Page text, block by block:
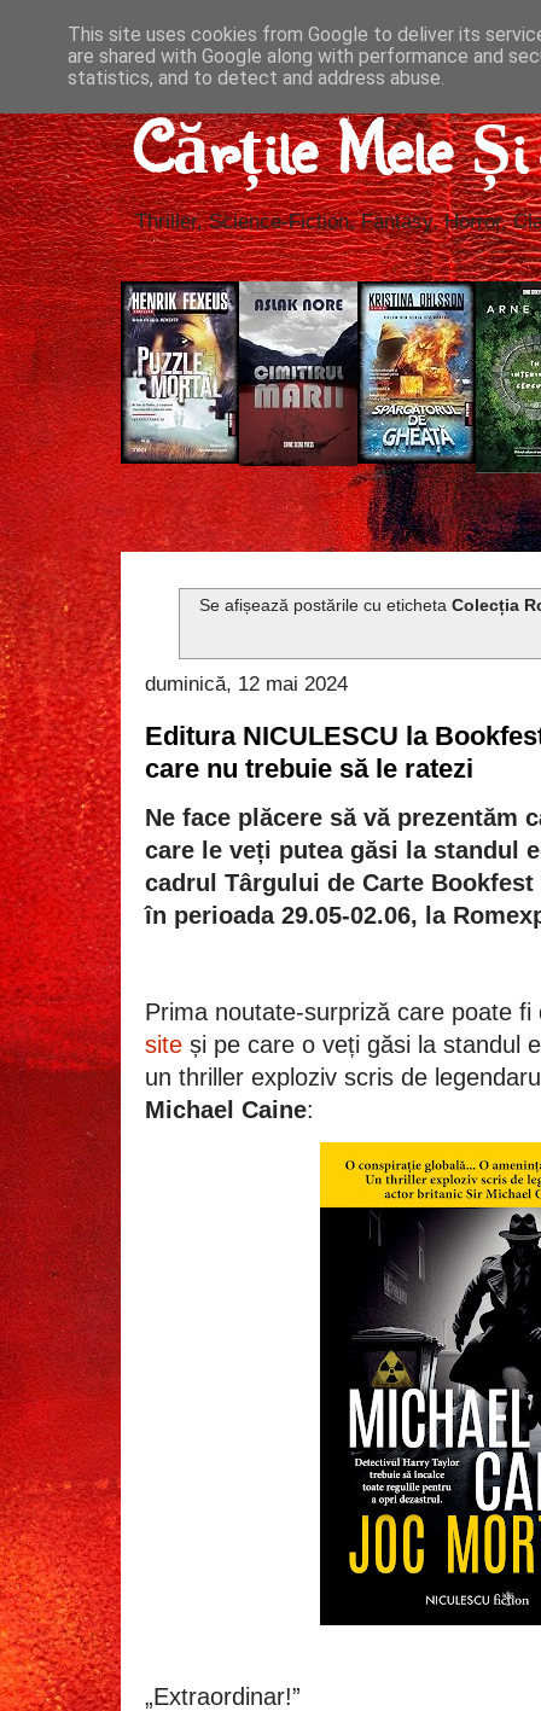
Cărțile Mele
Thriller, Science-Fiction, Fantasy, Horror,
Se afișează postările cu etichetaColecția
duminică, 12 mai 2024
Editura NICULESCU la
care nu trebuie să le ratezi
Ne face plăcere să vă prezentăm
care le veți putea găsi la standul
cadrul Târgului de Carte Bookfest
în perioada 29.05-02.06, la
Prima noutate-surpriză care poate
site și pe care o veți găsi la standul
un thriller exploziv scris de
Michael Caine:
„Extraordinar!”
This site uses cookies from Google to deliver its
are shared with Google along with performance and
statistics, and to detect and address abuse.